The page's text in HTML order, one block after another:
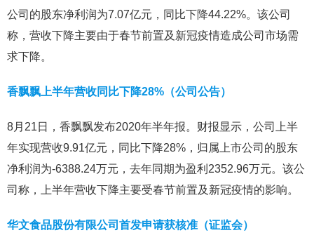
公司的股东净利润为7.07亿元，同比下降44.22%。该公司
称，营收下降主要由于春节前置及新冠疫情造成公司市场需
求下降。
香飘飘上半年营收同比下降28%（公司公告）
8月21日，香飘飘发布2020年半年报。财报显示，公司上半
年实现营收9.91亿元，同比下降28%，归属上市公司的股东
净利润为-6388.24万元，去年同期为盈利2352.96万元。该公
司称，上半年营收下降主要受春节前置及新冠疫情的影响。
华文食品股份有限公司首发申请获核准（证监会）